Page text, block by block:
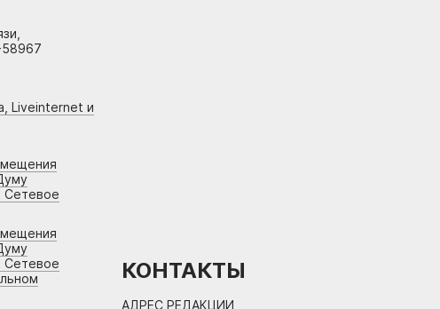
58967
Liveinternet и
Сетевое
Сетевое
КОНТАКТЫ
АДРЕС РЕДАКЦИИ